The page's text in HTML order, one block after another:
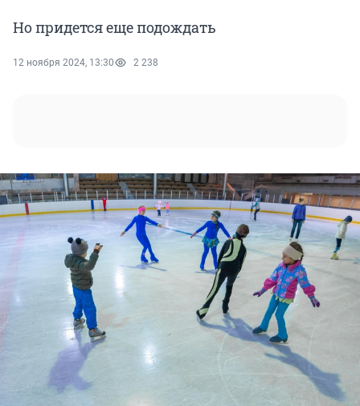
Но придется еще подождать
12 ноября 2024, 13:30 2 238